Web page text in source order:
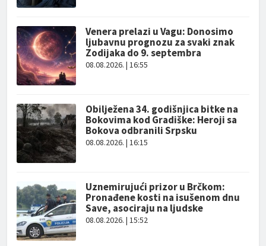
Venera prelazi u Vagu: Donosimo
ljubavnu prognozu za svaki znak
Zodijaka do 9. septembra
08.08.2026. | 16:55
Obilježena 34. godišnjica bitke na
Bokovima kod Gradiške: Heroji sa
Bokova odbranili Srpsku
08.08.2026. | 16:15
Uznemirujući prizor u Brčkom:
Pronađene kosti na isušenom dnu
Save, asociraju na ljudske
08.08.2026. | 15:52